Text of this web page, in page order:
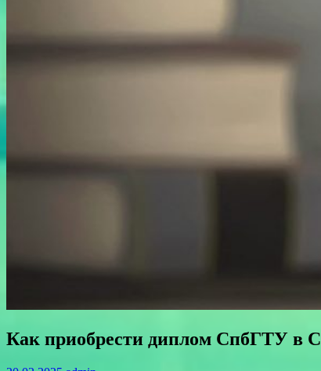
Как приобрести диплом СпбГТУ в